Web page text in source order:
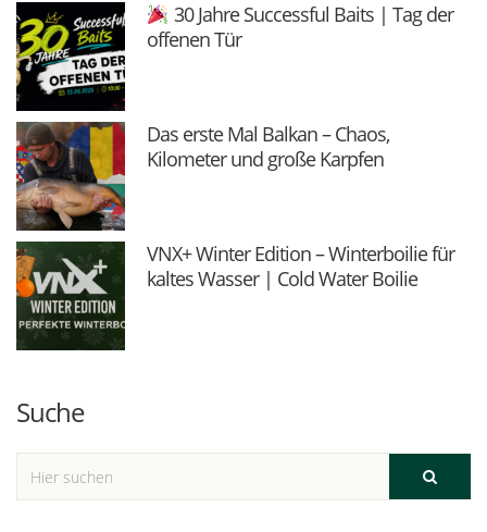
30 Jahre Successful Baits | Tag der
offenen Tür
Das erste Mal Balkan – Chaos,
Kilometer und große Karpfen
VNX+ Winter Edition – Winterboilie für
kaltes Wasser | Cold Water Boilie
Suche